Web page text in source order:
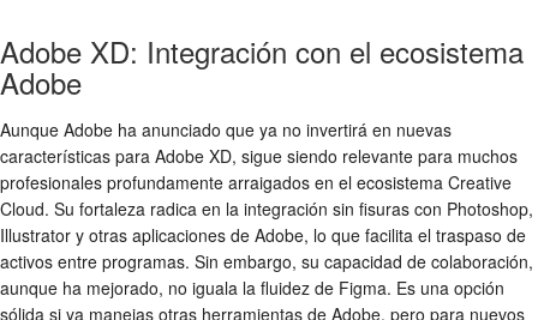
Adobe XD: Integración con el ecosistema
Adobe
Aunque Adobe ha anunciado que ya no invertirá en nuevas
características para Adobe XD, sigue siendo relevante para muchos
profesionales profundamente arraigados en el ecosistema Creative
Cloud. Su fortaleza radica en la integración sin fisuras con Photoshop,
Illustrator y otras aplicaciones de Adobe, lo que facilita el traspaso de
activos entre programas. Sin embargo, su capacidad de colaboración,
aunque ha mejorado, no iguala la fluidez de Figma. Es una opción
sólida si ya manejas otras herramientas de Adobe, pero para nuevos